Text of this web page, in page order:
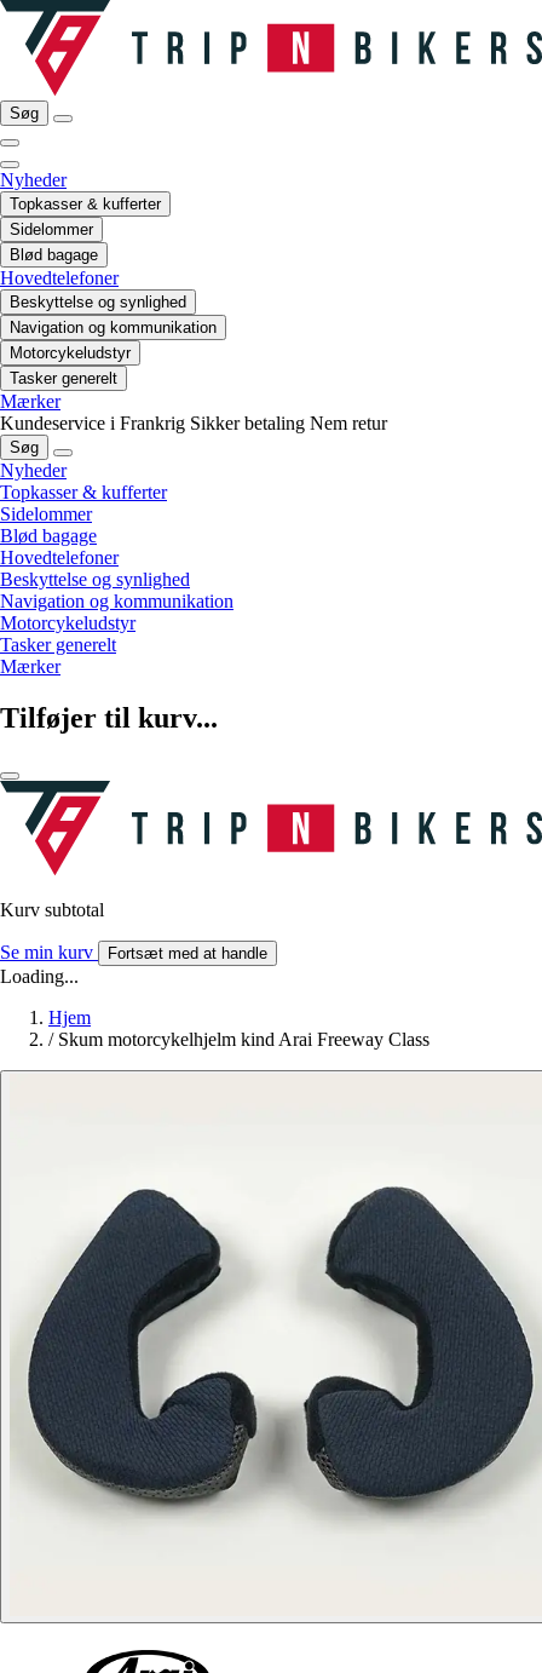
Søg
Nyheder
Topkasser & kufferter
Sidelommer
Blød bagage
Hovedtelefoner
Beskyttelse og synlighed
Navigation og kommunikation
Motorcykeludstyr
Tasker generelt
Mærker
Kundeservice i Frankrig Sikker betaling Nem retur
Søg
Nyheder
Topkasser & kufferter
Sidelommer
Blød bagage
Hovedtelefoner
Beskyttelse og synlighed
Navigation og kommunikation
Motorcykeludstyr
Tasker generelt
Mærker
Tilføjer til kurv...
Kurv subtotal
Se min kurv Fortsæt med at handle
Loading...
Hjem
/ Skum motorcykelhjelm kind Arai Freeway Class